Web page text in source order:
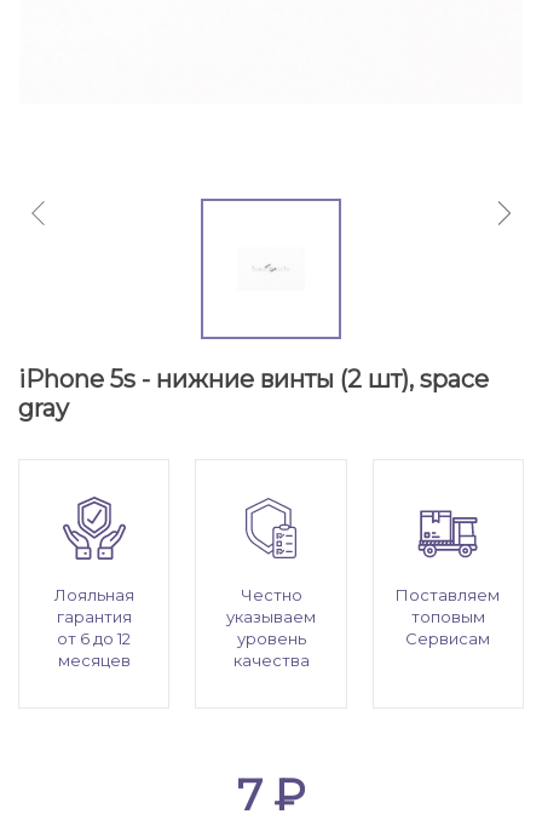
iPhone 5s - нижние винты (2 шт), space
gray
Лояльная
гарантия
от 6 до 12
месяцев
Честно
указываем
уровень
качества
Поставляем
топовым
Сервисам
7 ₽